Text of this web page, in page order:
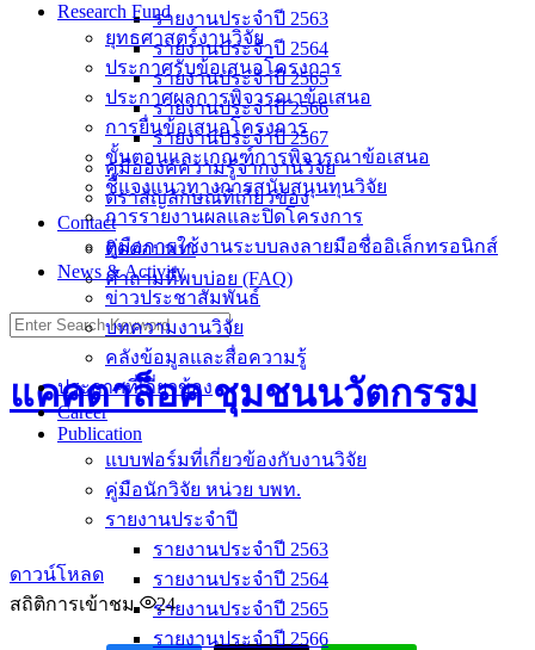
Research Fund
ยุทธศาสตร์งานวิจัย
ประกาศรับข้อเสนอโครงการ
ประกาศผลการพิจารณาข้อเสนอ
การยื่นข้อเสนอโครงการ
ขั้นตอนและเกณฑ์การพิจารณาข้อเสนอ
ชี้แจงแนวทางการสนับสนุนทุนวิจัย
การรายงานผลและปิดโครงการ
คู่มือการใช้งานระบบลงลายมือชื่ออิเล็กทรอนิกส์
News & Activity
ข่าวประชาสัมพันธ์
บทความงานวิจัย
คลังข้อมูลและสื่อความรู้
ประกาศที่เกี่ยวข้อง
Career
Publication
แบบฟอร์มที่เกี่ยวข้องกับงานวิจัย
คู่มือนักวิจัย หน่วย บพท.
รายงานประจำปี
รายงานประจำปี 2563
รายงานประจำปี 2564
รายงานประจำปี 2565
รายงานประจำปี 2566
รายงานประจำปี 2563
รายงานประจำปี 2564
รายงานประจำปี 2565
รายงานประจำปี 2566
รายงานประจำปี 2567
คู่มือองค์ความรู้จากงานวิจัย
ตราสัญลักษณ์ที่เกี่ยวข้อง
Contact
ติดต่อบพท.
คำถามที่พบบ่อย (FAQ)
แคคตาล็อค ชุมชนนวัตกรรม
ดาวน์โหลด
สถิติการเข้าชม
24